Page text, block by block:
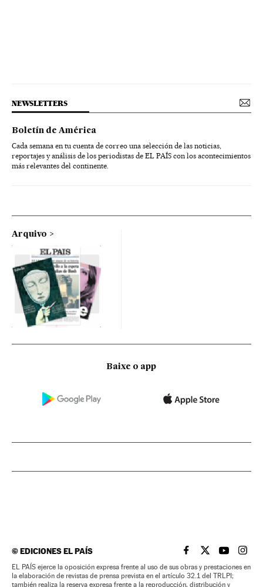
NEWSLETTERS
Boletín de América
Cada semana en tu cuenta de correo una selección de las noticias,
reportajes y análisis de los periodistas de EL PAÍS con los acontecimientos
más relevantes del continente.
Arquivo
Baixe o app
©EDICIONES EL PAÍS EL PAÍS BRASIL EN
EL PAÍSEL PAÍS
EL
EL PAÍS ejerce la oposición expresa frente al uso de sus obras y prestaciones en
la elaboración de revistas de prensa prevista en el artículo 32.1 del TRLPI;
también realiza la reserva expresa frente a la reproducción, distribución y